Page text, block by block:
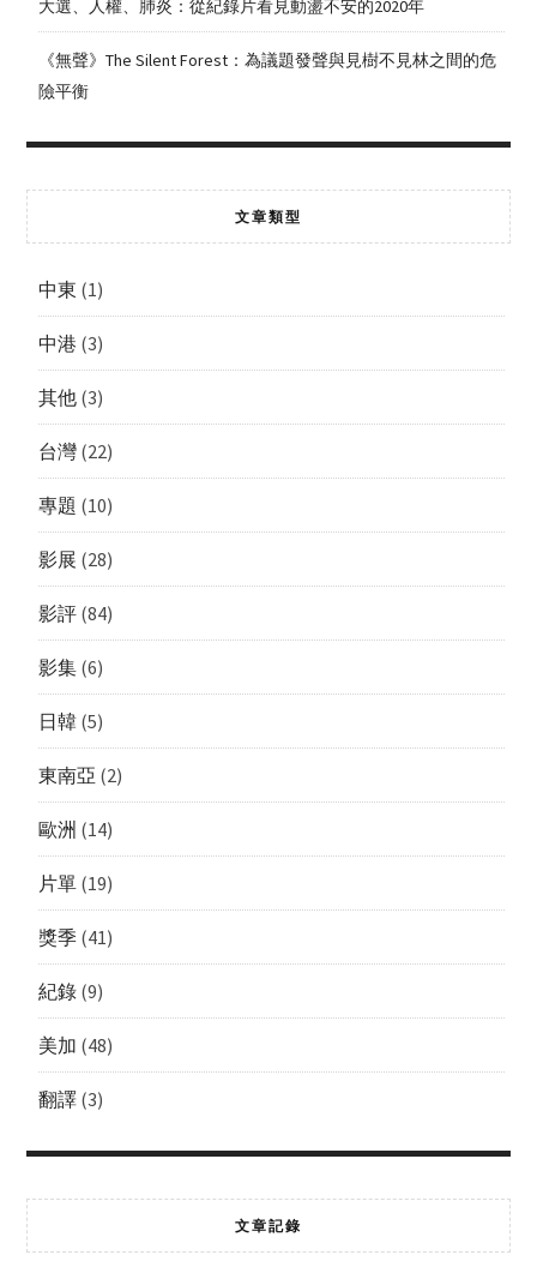
大選、人權、肺炎：從紀錄片看見動盪不安的2020年
《無聲》The Silent Forest：為議題發聲與見樹不見林之間的危
險平衡
文章類型
中東 (1)
中港 (3)
其他(3)
台灣(22)
專題 (10)
影展 (28)
影評(84)
影集(6)
日韓(5)
東南亞 (2)
歐洲 (14)
片單(19)
獎季(41)
紀錄(9)
美加 (48)
翻譯(3)
文章記錄